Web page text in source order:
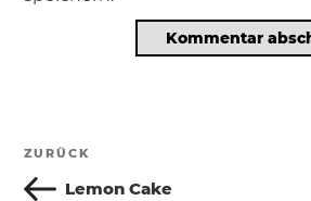
Beitragsnavigation
Vorheriger
Beitrag
ZURÜCK
Lemon Cake